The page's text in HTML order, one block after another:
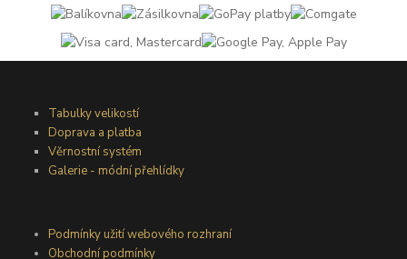
Tabulky velikostí
Doprava a platba
Věrnostní systém
Galerie - módní přehlídky
Podmínky užití webového rozhraní
Obchodní podmínky